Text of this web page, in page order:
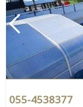
055-4538377